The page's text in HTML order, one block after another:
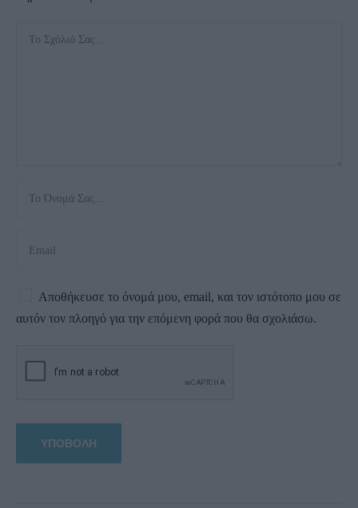
Αποθήκευσε το όνομά μου, email, και τον ιστότοπο μου σε
αυτόν τον πλοηγό για την επόμενη φορά που θα σχολιάσω.